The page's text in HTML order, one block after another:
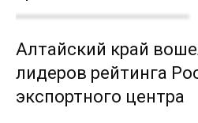
Алтайский край
лидеров рейтинга
экспортного центра